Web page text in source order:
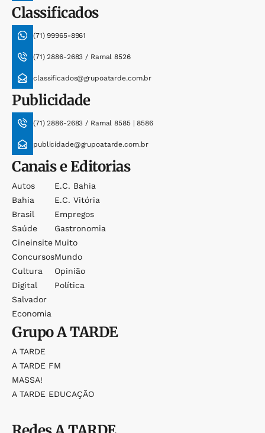
Classificados
(71) 99965-8961
(71) 2886-2683 / Ramal 8526
classificados@grupoatarde.com.br
Publicidade
(71) 2886-2683 / Ramal 8585 | 8586
publicidade@grupoatarde.com.br
Canais e Editorias
Autos
Bahia
Brasil
Saúde
Cineinsite
Concursos
Cultura
Digital
Salvador
Economia
E.c. Bahia
E.c. Vitória
Empregos
Gastronomia
Muito
Mundo
Opinião
Política
GrupoA TARDE
A TARDE
A TARDE FM
MASSA!
A TARDE EDUCAÇÃO